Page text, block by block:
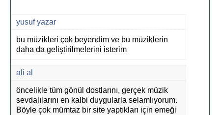
yusuf yazar
bu müzikleri çok beyendim ve bu müziklerin
daha da geliştirilmelerini isterim
ali al
öncelikle tüm gönül dostlarını, gerçek müzik
sevdalılarını en kalbi duygularla selamlıyorum.
Böyle çok mümtaz bir site yaptıkları için emeği